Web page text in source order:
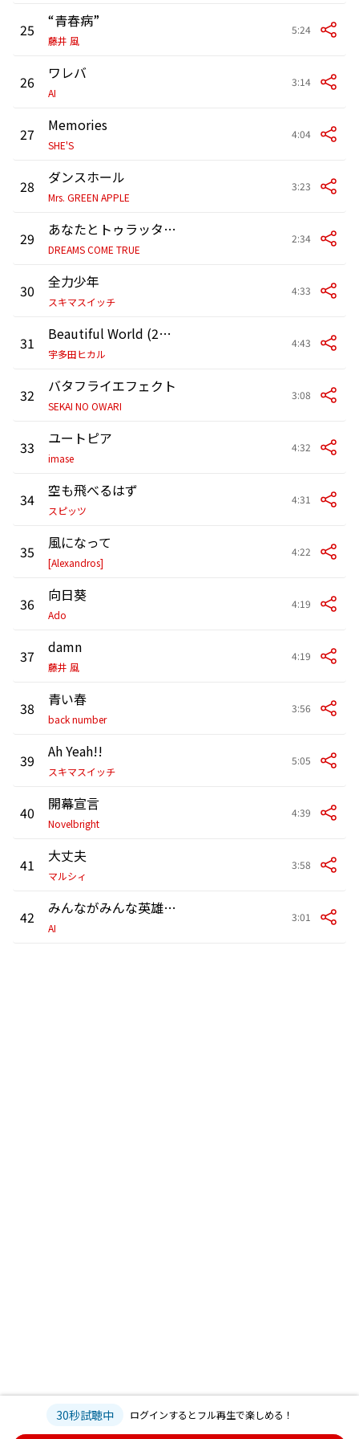
25 “青春病”
藤井 風
5:24
26 ワレバ
AI
3:14
27 Memories
SHE'S
4:04
28 ダンスホール
Mrs. GREEN APPLE
3:23
29 あなたとトゥラッタッタ♪
DREAMS COME TRUE
2:34
30 全力少年
スキマスイッチ
4:33
31 Beautiful World (2024 Mix)
宇多田ヒカル
4:43
32 バタフライエフェクト
SEKAI NO OWARI
3:08
33 ユートピア
imase
4:32
34 空も飛べるはず
スピッツ
4:31
35 風になって
[Alexandros]
4:22
36 向日葵
Ado
4:19
37 damn
藤井 風
4:19
38 青い春
back number
3:56
39 Ah Yeah!!
スキマスイッチ
5:05
40 開幕宣言
Novelbright
4:39
41 大丈夫
マルシィ
3:58
42 みんながみんな英雄 (フルバージョン)
AI
3:01
30秒試聴中 ログインするとフル再生で楽しめる！